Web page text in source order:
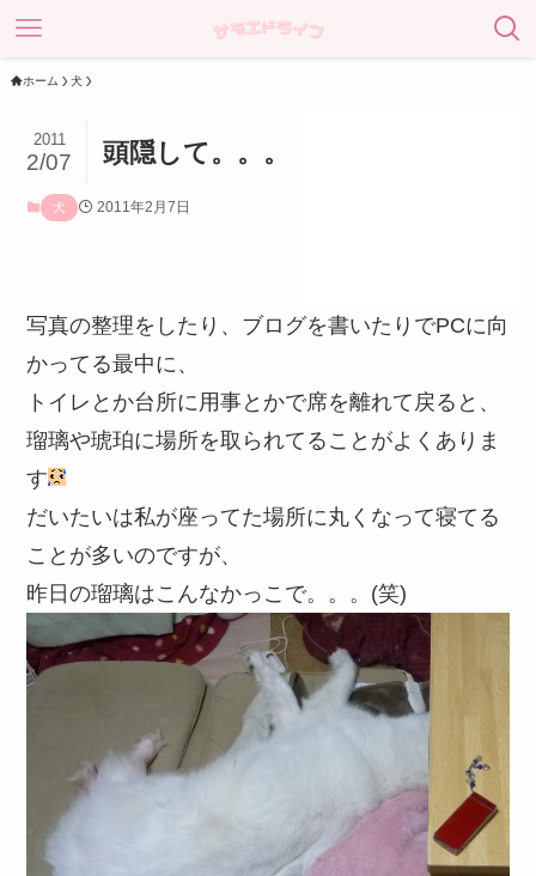
ホーム 犬
頭隠して。。。
2011
2/07
犬 2011年2月7日
写真の整理をしたり、ブログを書いたりでPCに向
かってる最中に、
トイレとか台所に用事とかで席を離れて戻ると、
瑠璃や琥珀に場所を取られてることがよくありま
す
だいたいは私が座ってた場所に丸くなって寝てる
ことが多いのですが、
昨日の瑠璃はこんなかっこで。。。(笑)